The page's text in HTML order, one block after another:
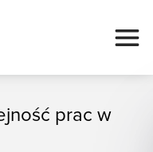
prac w